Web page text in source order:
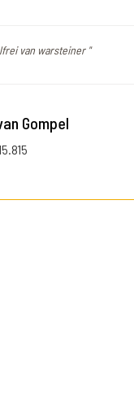
van warsteiner "
Gompel